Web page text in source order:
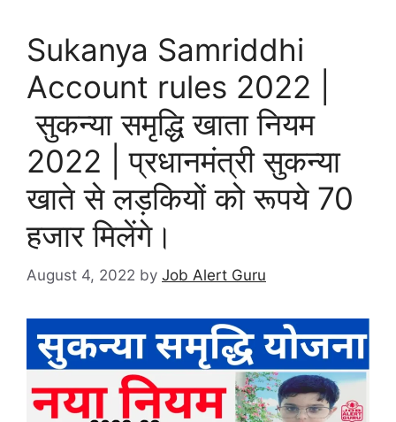
Sukanya Samriddhi
Account rules 2022 |
सुकन्या समृद्धि खाता नियम
2022 | प्रधानमंत्री सुकन्या
खाते से लड़कियों को रूपये 70
हजार मिलेंगे।
August 4, 2022 by Job Alert Guru